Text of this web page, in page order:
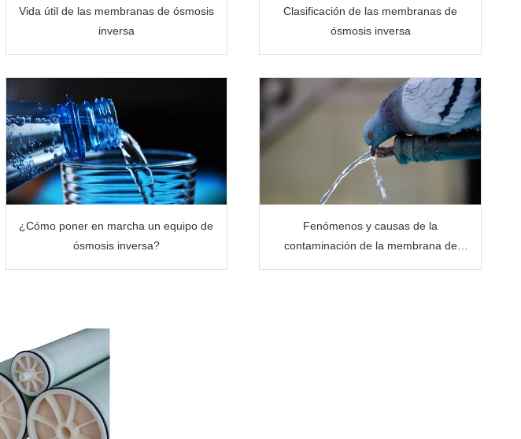
Vida útil de las membranas de ósmosis
inversa
Clasificación de las membranas de
ósmosis inversa
¿Cómo poner en marcha un equipo de
ósmosis inversa?
Fenómenos y causas de la
contaminación de la membrana de